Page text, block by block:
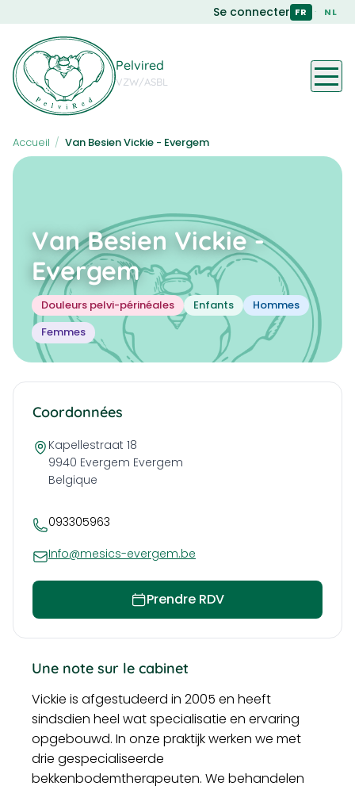
to
main
content
Se connecter FR · NL
Pelvired
VZW/ASBL
Accueil / Van Besien Vickie - Evergem
Van Besien Vickie -
Evergem
Douleurs pelvi-périnéales Enfants
Hommes
Femmes
Coordonnées
Kapellestraat 18
9940 Evergem Evergem
Belgique
093305963
Info@mesics-evergem.be
Prendre RDV
Une note sur le cabinet
Vickie is afgestudeerd in 2005 en heeft
sindsdien heel wat specialisatie en ervaring
opgebouwd. In onze praktijk werken we met
drie gespecialiseerde
bekkenbodemtherapeuten. We behandelen